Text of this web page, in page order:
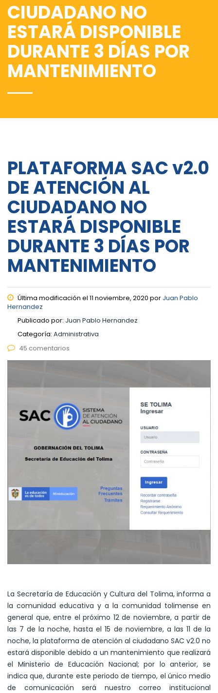
CIUDADANO NO
ESTARÁ DISPONIBLE
DURANTE 3 DÍAS POR
MANTENIMIENTO
PLATAFORMA SAC v2.0
DE ATENCIÓN AL
CIUDADANO NO
ESTARÁ DISPONIBLE
DURANTE 3 DÍAS POR
MANTENIMIENTO
Última modificación el 11 noviembre, 2020 por Juan Pablo
Hernandez
Publicado por: Juan Pablo Hernandez
Categoría: Administrativa
45 comentarios
La Secretaría de Educación y Cultura del Tolima, informa a
la comunidad educativa y a la comunidad tolimense en
general que, entre el próximo 12 de noviembre, a partir de
las 7 de la noche, hasta el 15 de noviembre, a las 11 de la
noche, la plataforma de atención al ciudadano SAC v2.0 no
estará disponible debido a un mantenimiento que realizará
el Ministerio de Educación Nacional; por lo anterior, se
indica que, durante este periodo de tiempo, el único medio
de comunicación será nuestro correo institucional